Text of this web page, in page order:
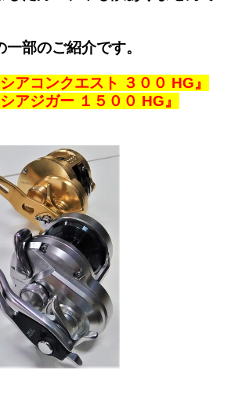
部のご紹介です。
アコンクエスト ３００ HG』
アジガー １５００ HG』